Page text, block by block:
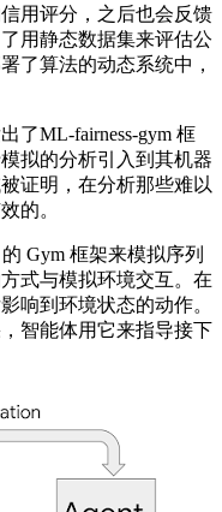
用评分，之后也会反馈
用静态数据集来评估公
了算法的动态系统中，
ML-fairness-gym 框
拟的分析引入到其机器
证明，在分析那些难以
的。
Gym 框架来模拟序列
式与模拟环境交互。在
响到环境状态的动作。
智能体用它来指导接下